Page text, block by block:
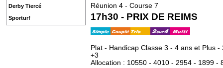
Réunion 4 - Course 7
17h30 - PRIX DE REIMS
Plat - Handicap Classe 3 - 4 ans et Plus
+3
Allocation : 10550 - 4010 - 2954 - 1899 -
Derby Tiercé
Sporturf